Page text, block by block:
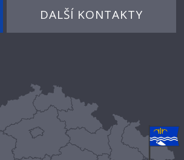
DALŠÍ KONTAKTY